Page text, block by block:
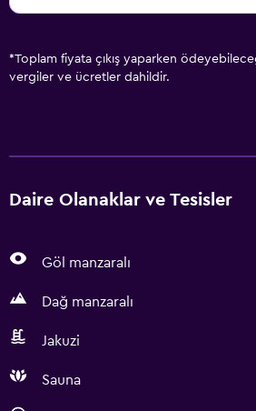
*Toplam fiyata çıkış yaparken
vergiler ve ücretler dahildir.
Daire Olanaklar ve Tesisler
Göl manzaralı
Dağ manzaralı
Jakuzi
Sauna